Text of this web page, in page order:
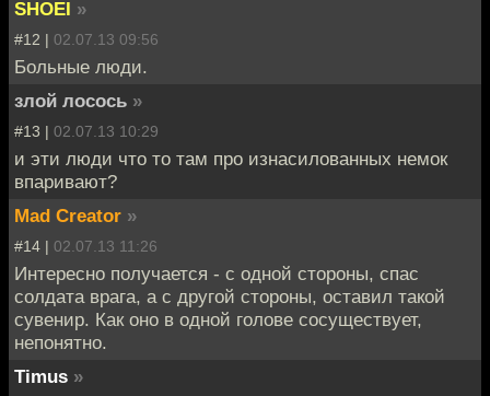
SHOEI »
#12 | 02.07.13 09:56
Больные люди.
злой лосось »
#13 | 02.07.13 10:29
и эти люди что то там про изнасилованных немок
впаривают?
Mad Creator »
#14 | 02.07.13 11:26
Интересно получается - с одной стороны, спас
солдата врага, а с другой стороны, оставил такой
сувенир. Как оно в одной голове сосуществует,
непонятно.
Timus »